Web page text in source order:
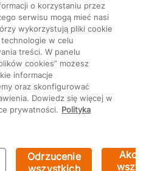
2026 ©
plików cookie
o korzystaniu przez
serwisu mogą mieć nasi
wykorzystują pliki cookie
w celu
treści. W panelu
cookies” możesz
informacje
oraz skonfigurować
Dowiedz się więcej w
prywatności. Polityka
Odrzucenie
wszystkich